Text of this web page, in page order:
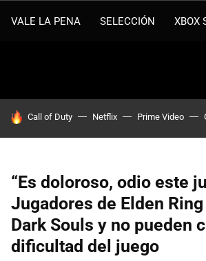
VALE LA PENA SELECCIÓN XBOX
HOY SE HABLA DE
Call of Duty Netflix Prime Video
“Es doloroso, odio este
Jugadores de Elden
Dark Souls y no pueden
dificultad del juego